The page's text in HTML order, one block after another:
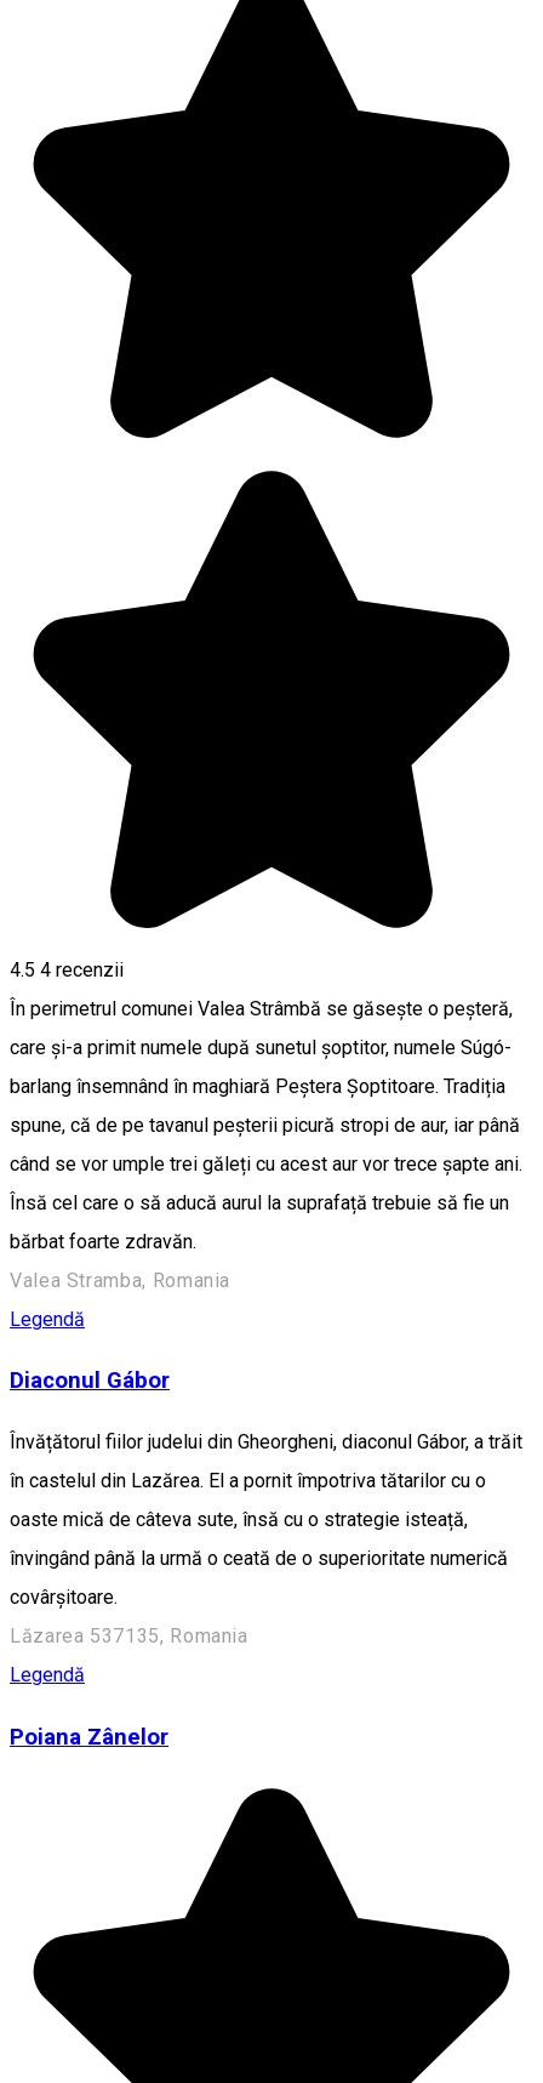
4.5 4 recenzii
În perimetrul comunei Valea Strâmbă se găsește o peșteră,
care și-a primit numele după sunetul șoptitor, numele Súgó-
barlang însemnând în maghiară Peștera Șoptitoare. Tradiția
spune, că de pe tavanul peșterii picură stropi de aur, iar până
când se vor umple trei găleți cu acest aur vor trece șapte ani.
Însă cel care o să aducă aurul la suprafață trebuie să fie un
bărbat foarte zdravăn.
Valea Stramba, Romania
Legendă
Diaconul Gábor
Învățătorul fiilor judelui din Gheorgheni, diaconul Gábor, a trăit
în castelul din Lazărea. El a pornit împotriva tătarilor cu o
oaste mică de câteva sute, însă cu o strategie isteață,
învingând până la urmă o ceată de o superioritate numerică
covârșitoare.
Lăzarea 537135, Romania
Legendă
Poiana Zânelor